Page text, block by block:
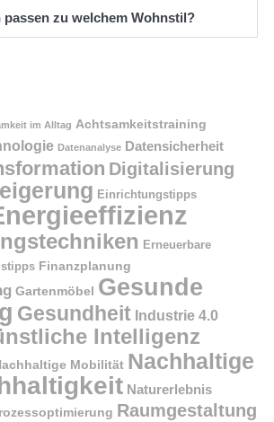
passen zu welchem Wohnstil?
im Alltag Achtsamkeitstraining
Datenanalyse Datensicherheit
Digitalisierung
Einrichtungstipps
Erneuerbare
Finanzplanung
Gartenmöbel Gesunde
Gesundheit Industrie 4.0
Intelligenz
Mobilität Nachhaltige
Naturerlebnis
Raumgestaltung